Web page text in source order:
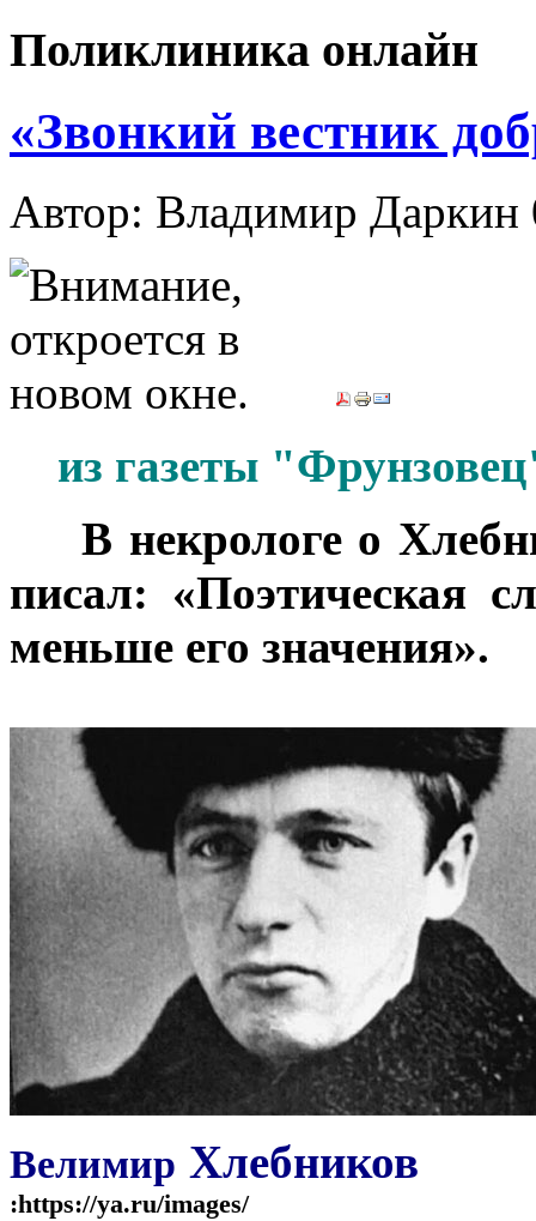
Поликлиника онлайн
«Звонкий вестник
Автор: Владимир Даркин
из газеты
В некрологе о
писал: «Поэтическая
меньше его значения».
ВелимирХлебников
:https://ya.ru/images/